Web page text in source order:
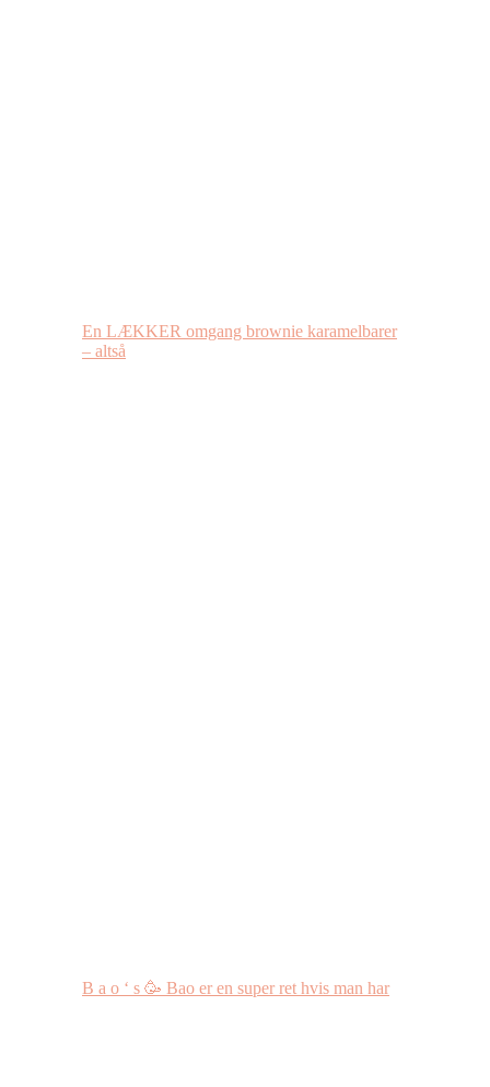
En LÆKKER omgang brownie karamelbarer
– altså
B a o ‘ s 🥳 Bao er en super ret hvis man har